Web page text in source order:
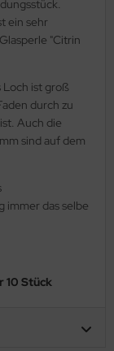
ein sehr
"Citrin
Loch ist groß
durch zu
Auch die
sind auf dem
immer das selbe
10 Stück